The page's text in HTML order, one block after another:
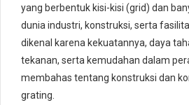
yang berbentuk kisi-kisi (grid) dan
dunia industri, konstruksi, serta
dikenal karena kekuatannya, daya
tekanan, serta kemudahan dalam
membahas tentang konstruksi dan
grating.